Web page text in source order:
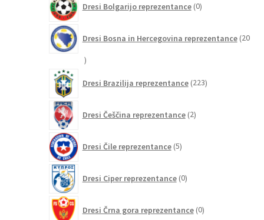
Dresi Bolgarijo reprezentance 0izdelkov
Dresi Bosna in Hercegovina reprezentance 20
20
Dresi Brazilija reprezentance 223izdelkov
Dresi Češčina reprezentance 2izdelka
Dresi Čile reprezentance 5izdelkov
Dresi Ciper reprezentance 0izdelkov
Dresi Črna gora reprezentance 0izdelkov